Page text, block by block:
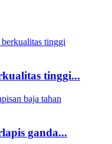
tinggi...
ganda...